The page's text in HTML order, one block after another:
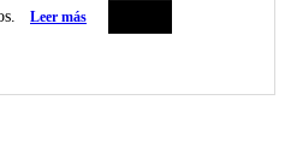
Leer más